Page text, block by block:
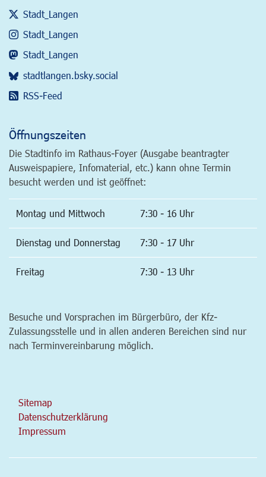
Stadt_Langen
Stadt_Langen
Stadt_Langen
stadtlangen.bsky.social
RSS-Feed
Öffnungszeiten
Die Stadtinfo im Rathaus-Foyer (Ausgabe beantragter
Ausweispapiere, Infomaterial, etc.) kann ohne Termin
besucht werden und ist geöffnet:
Montag und Mittwoch 7:30 - 16 Uhr
Dienstag und Donnerstag 7:30 - 17 Uhr
Freitag 7:30 - 13 Uhr
Besuche und Vorsprachen im Bürgerbüro, der Kfz-
Zulassungsstelle und in allen anderen Bereichen sind nur
nach Terminvereinbarung möglich.
Sitemap
Datenschutzerklärung
Impressum